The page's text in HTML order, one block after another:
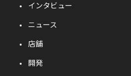
インタビュー
ニュース
店舗
開発